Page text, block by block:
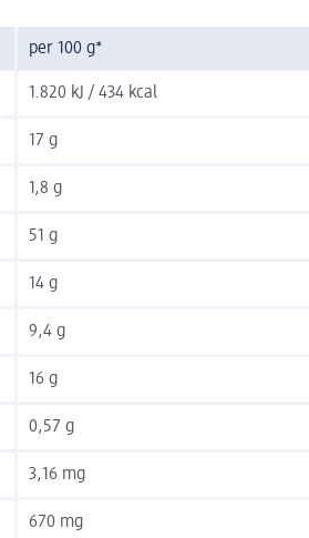
per 100 g*
1.820 kJ / 434 kcal
17 g
1,8 g
51 g
14 g
9,4 g
16 g
0,57 g
3,16 mg
670 mg